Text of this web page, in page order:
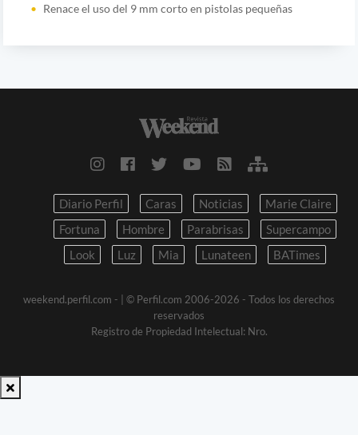
Renace el uso del 9 mm corto en pistolas pequeñas
Diario Perfil Caras Noticias
Marie Claire
Fortuna
Hombre Parabrisas
Supercampo
Look
Luz Mia Lunateen BATimes
weekend.perfil.com -
| © Perfil.com 2006-2026 - Todos los derechos
reservados
Registro de Propiedad Intelectual: Nro.